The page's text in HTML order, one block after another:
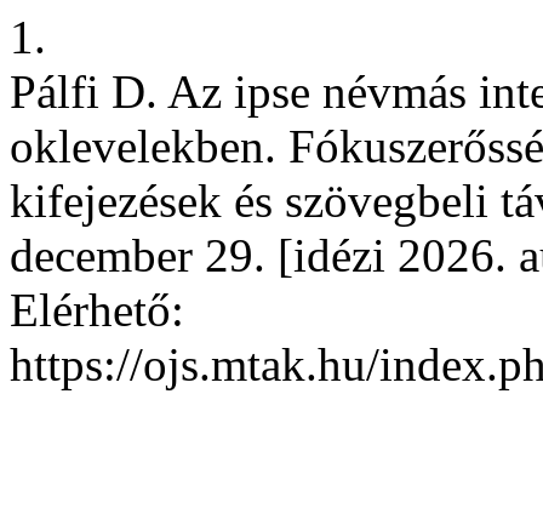
1.
Pálfi D. Az ipse névmás
oklevelekben.
kifejezések és szövegbeli
december 29. [idézi 2026.
Elérhető:
https://ojs.mtak.hu/